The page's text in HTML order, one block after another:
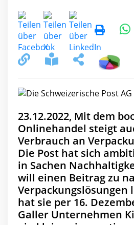
23.12.2022, Mit dem
Onlinehandel steigt
Verbrauch an
Die Post hat sich
in Sachen
will einen Beitrag zu
Verpackungslösungen
hat sie per 16.
Galler Unternehmen